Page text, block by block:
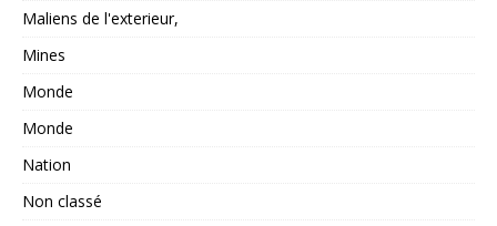
Maliens de l'exterieur,
Mines
Monde
Monde
Nation
Non classé